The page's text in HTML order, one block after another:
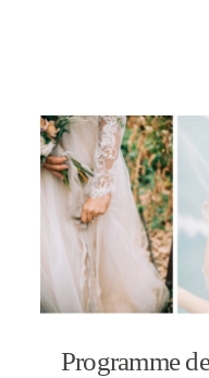
Programme